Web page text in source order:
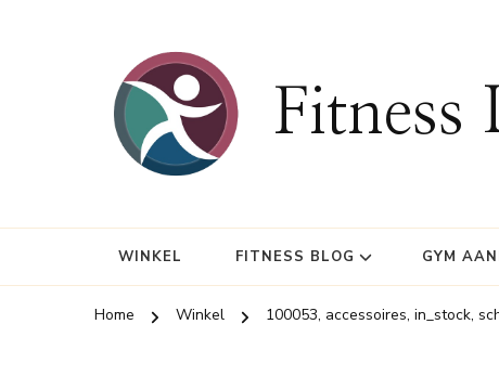
Fitness
WINKEL FITNESS BLOG GYM
Home Winkel 100053, accessoires, in_stock,